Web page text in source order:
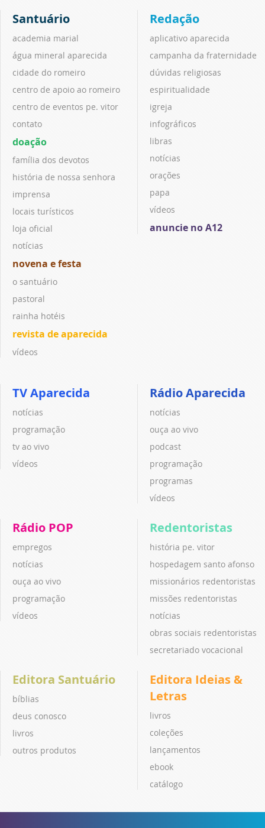
Santuário
academia marial
água mineral aparecida
cidade do romeiro
centro de apoio ao romeiro
centro de eventos pe. vitor
contato
doação
família dos devotos
história de nossa senhora
imprensa
locais turísticos
loja oficial
notícias
novena e festa
o santuário
pastoral
rainha hotéis
revista de aparecida
vídeos
Redação
aplicativo aparecida
campanha da fraternidade
dúvidas religiosas
espiritualidade
igreja
infográficos
libras
notícias
orações
papa
vídeos
anuncie no A12
TV Aparecida
notícias
programação
tv ao vivo
vídeos
Rádio Aparecida
notícias
ouça ao vivo
podcast
programação
programas
vídeos
Rádio POP
empregos
notícias
ouça ao vivo
programação
vídeos
Redentoristas
história pe. vitor
hospedagem santo afonso
missionários redentoristas
missões redentoristas
notícias
obras sociais redentoristas
secretariado vocacional
Editora Santuário
bíblias
deus conosco
livros
outros produtos
Editora Ideias &
Letras
livros
coleções
lançamentos
ebook
catálogo